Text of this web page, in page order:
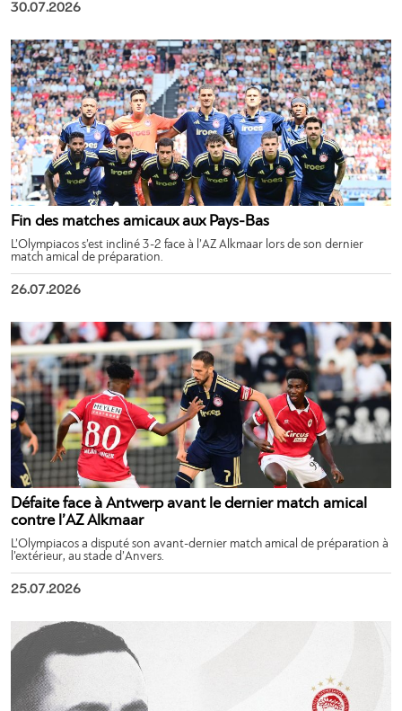
30.07.2026
Fin des matches amicaux aux Pays-Bas
L’Olympiacos s’est incliné 3-2 face à l’AZ Alkmaar lors de son dernier
match amical de préparation.
26.07.2026
Défaite face à Antwerp avant le dernier match amical
contre l’AZ Alkmaar
L’Olympiacos a disputé son avant-dernier match amical de préparation à
l’extérieur, au stade d’Anvers.
25.07.2026